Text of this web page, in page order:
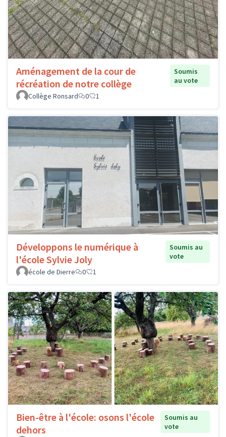
Aménagement de la cour de
récréation de notre collège
Soumis
au vote
Collège Ronsard
0 1
Développons le numérique à
l'école Sylvie Joly
Soumis au
vote
école de Dierre
0 1
Bien-être à l'école: osons l'école
dehors
Soumis au
vote